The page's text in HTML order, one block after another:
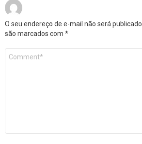
O seu endereço de e-mail não será publicado.
são marcados com *
Comentário